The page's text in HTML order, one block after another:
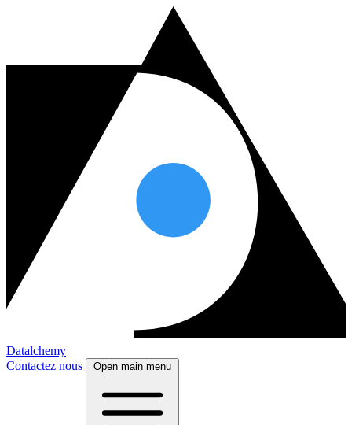
Datalchemy
Contactez nous
Open main menu